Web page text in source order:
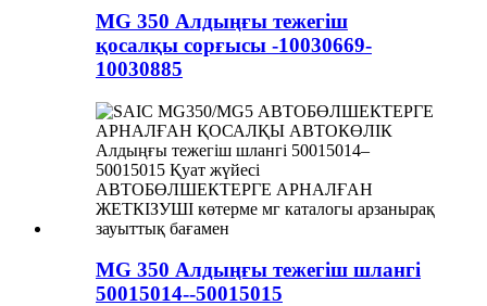
MG 350 Алдыңғы тежегіш
қосалқы сорғысы -10030669-
10030885
MG 350 Алдыңғы тежегіш шлангі
50015014--50015015